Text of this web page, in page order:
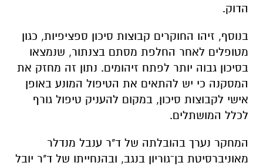
הדוק.
בנוסף, זיהו החוקרים קבוצות סיכון ספציפיות, כגון
מטופלים לאחר החלפת מסתם בצנתור, שנמצאו
בסיכון גבוה יותר לפתח זיהומים. נתון זה מחזק את
המסקנה כי יש להתאים את הטיפול המונע באופן
אישי לקבוצות סיכון, במקום להעניק טיפול גורף
לכלל המושתלים.
המחקר נערך בהובלתה של ד"ר ענבל מנדלר
מאוניברסיטת בן־גוריון בנגב, ובהנחייתו של ד"ר יובל